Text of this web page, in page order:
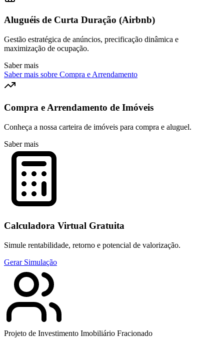
Aluguéis de Curta Duração (Airbnb)
Gestão estratégica de anúncios, precificação dinâmica e
maximização de ocupação.
Saber mais
Saber mais sobre Compra e Arrendamento
Compra e Arrendamento de Imóveis
Conheça a nossa carteira de imóveis para compra e aluguel.
Saber mais
Calculadora Virtual Gratuita
Simule rentabilidade, retorno e potencial de valorização.
Gerar Simulação
Projeto de Investimento Imobiliário Fracionado